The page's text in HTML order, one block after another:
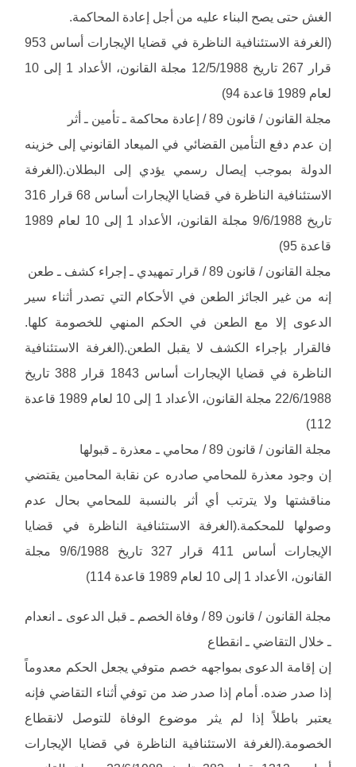
الغش حتى يصح البناء عليه من أجل إعادة المحاكمة.
(الغرفة الاستئنافية الناظرة في قضايا الإيجارات أساس 953
قرار 267 تاريخ 12/5/1988 مجلة القانون، الأعداد 1 إلى 10
لعام 1989 قاعدة 94)
مجلة القانون / قانون 89 / إعادة محاكمة ـ تأمين ـ أثر
إن عدم دفع التأمين القضائي في الميعاد القانوني إلى خزينه
الدولة بموجب إيصال رسمي يؤدي إلى البطلان.(الغرفة
الاستئنافية الناظرة في قضايا الإيجارات أساس 68 قرار 316
تاريخ 9/6/1988 مجلة القانون، الأعداد 1 إلى 10 لعام 1989
قاعدة 95)
مجلة القانون / قانون 89 / قرار تمهيدي ـ إجراء كشف ـ طعن
إنه من غير الجائز الطعن في الأحكام التي تصدر أثناء سير
الدعوى إلا مع الطعن في الحكم المنهي للخصومة كلها.
فالقرار بإجراء الكشف لا يقبل الطعن.(الغرفة الاستئنافية
الناظرة في قضايا الإيجارات أساس 1843 قرار 388 تاريخ
22/6/1988 مجلة القانون، الأعداد 1 إلى 10 لعام 1989 قاعدة
112)
مجلة القانون / قانون 89 / محامي ـ معذرة ـ قبولها
إن وجود معذرة للمحامي صادره عن نقابة المحامين يقتضي
مناقشتها ولا يترتب أي أثر بالنسبة للمحامي بحال عدم
وصولها للمحكمة.(الغرفة الاستئنافية الناظرة في قضايا
الإيجارات أساس 411 قرار 327 تاريخ 9/6/1988 مجلة
القانون، الأعداد 1 إلى 10 لعام 1989 قاعدة 114)
مجلة القانون / قانون 89 / وفاة الخصم ـ قبل الدعوى ـ انعدام
ـ خلال التقاضي ـ انقطاع
إن إقامة الدعوى بمواجهه خصم متوفي يجعل الحكم معدوماً
إذا صدر ضده. أمام إذا صدر ضد من توفي أثناء التقاضي فإنه
يعتبر باطلاً إذا لم يثر موضوع الوفاة للتوصل لانقطاع
الخصومة.(الغرفة الاستئنافية الناظرة في قضايا الإيجارات